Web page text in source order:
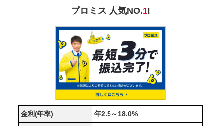
プロミス 人気NO.1!
金利(年率) 年2.5～18.0%